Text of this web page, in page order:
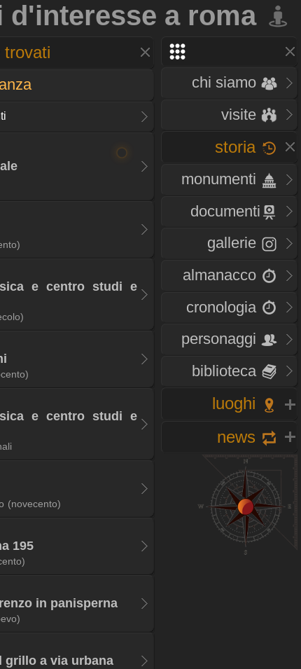
d'interesse a roma
chi siamo
visite
storia
monumenti
documenti
gallerie
almanacco
cronologia
personaggi
biblioteca
luoghi
news
trovati
e centro studi e
e centro studi e
(novecento)
195
in panisperna
grillo a via urbana